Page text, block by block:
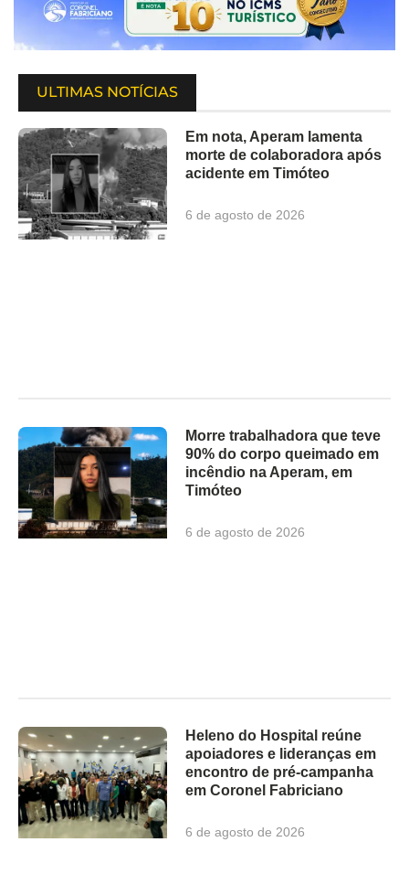
ULTIMAS NOTÍCIAS
Em nota, Aperam lamenta
morte de colaboradora após
acidente em Timóteo
6 de agosto de 2026
Morre trabalhadora que teve
90% do corpo queimado em
incêndio na Aperam, em
Timóteo
6 de agosto de 2026
Heleno do Hospital reúne
apoiadores e lideranças em
encontro de pré-campanha
em Coronel Fabriciano
6 de agosto de 2026